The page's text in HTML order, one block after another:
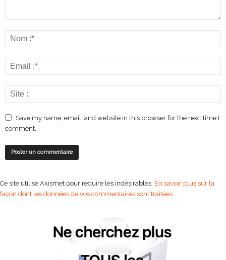
Save my name, email, and website in this browser for the next time I
comment.
Ce site utilise Akismet pour réduire les indésirables. En savoir plus sur la
façon dont les données de vos commentaires sont traitées